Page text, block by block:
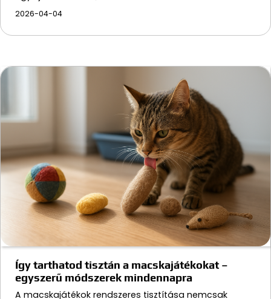
2026-04-04
Így tarthatod tisztán a macskajátékokat –
egyszerű módszerek mindennapra
A macskajátékok rendszeres tisztítása nemcsak